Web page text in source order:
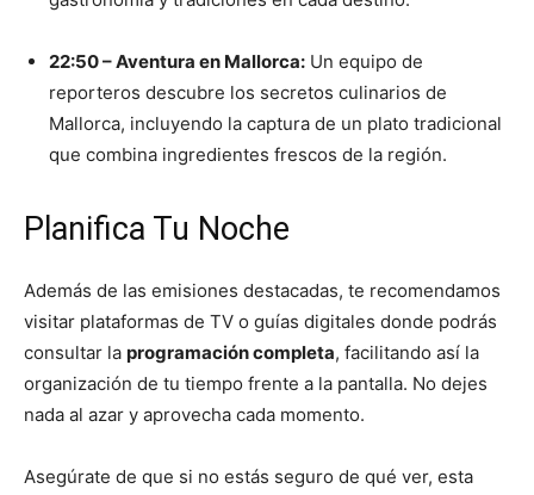
22:50 – Aventura en Mallorca: Un equipo de
reporteros descubre los secretos culinarios de
Mallorca, incluyendo la captura de un plato tradicional
que combina ingredientes frescos de la región.
Planifica Tu Noche
Además de las emisiones destacadas, te recomendamos
visitar plataformas de TV o guías digitales donde podrás
consultar la programación completa, facilitando así la
organización de tu tiempo frente a la pantalla. No dejes
nada al azar y aprovecha cada momento.
Asegúrate de que si no estás seguro de qué ver, esta